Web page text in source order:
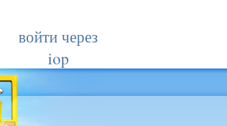
войти через
iop